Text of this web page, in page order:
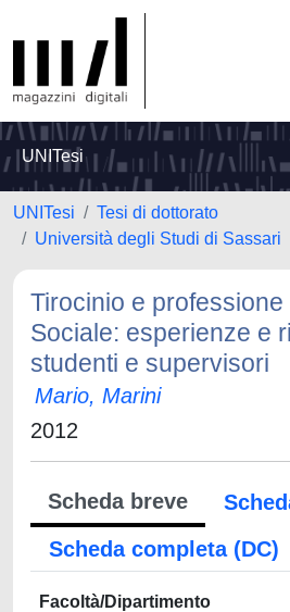
UNITesi
UNITesi
Tesi di dottorato
Università degli Studi di Sassari
Tirocinio e
Sociale: esperienze e
studenti e supervisori
Mario, Marini
2012
Scheda breve
Scheda completa (DC)
Facoltà/Dipartimento